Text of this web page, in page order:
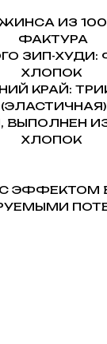
ИЗ
ФАКТУРА
ЗИП-ХУДИ:
ХЛОПОК
КРАЙ:
(ЭЛАСТИЧНАЯ)
ВЫПОЛНЕН
ХЛОПОК
ЭФФЕКТОМ